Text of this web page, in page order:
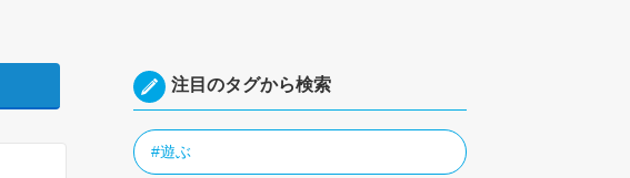
注目のタグから検索
#遊ぶ